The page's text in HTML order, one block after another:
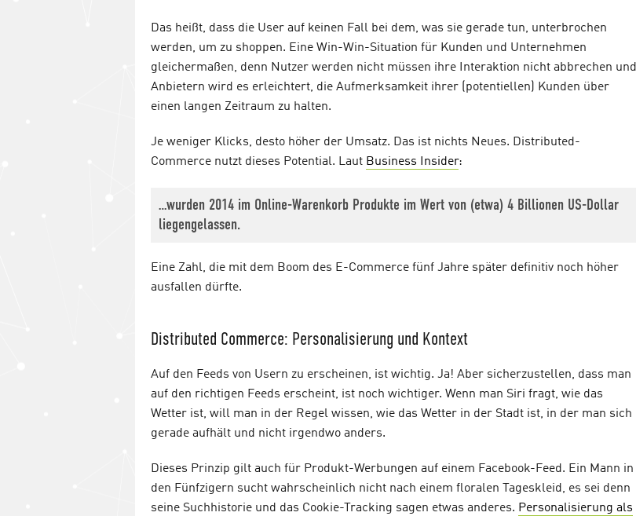
Das heißt, dass die User auf keinen Fall bei dem, was sie gerade tun, unterbrochen
werden, um zu shoppen. Eine Win-Win-Situation für Kunden und Unternehmen
gleichermaßen, denn Nutzer werden nicht müssen ihre Interaktion nicht abbrechen und
Anbietern wird es erleichtert, die Aufmerksamkeit ihrer (potentiellen) Kunden über
einen langen Zeitraum zu halten.
Je weniger Klicks, desto höher der Umsatz. Das ist nichts Neues. Distributed-
Commerce nutzt dieses Potential. Laut Business Insider:
…wurden 2014 im Online-Warenkorb Produkte im Wert von (etwa) 4 Billionen US-Dollar
liegengelassen.
Eine Zahl, die mit dem Boom des E-Commerce fünf Jahre später definitiv noch höher
ausfallen dürfte.
Distributed Commerce: Personalisierung und Kontext
Auf den Feeds von Usern zu erscheinen, ist wichtig. Ja! Aber sicherzustellen, dass man
auf den richtigen Feeds erscheint, ist noch wichtiger. Wenn man Siri fragt, wie das
Wetter ist, will man in der Regel wissen, wie das Wetter in der Stadt ist, in der man sich
gerade aufhält und nicht irgendwo anders.
Dieses Prinzip gilt auch für Produkt-Werbungen auf einem Facebook-Feed. Ein Mann in
den Fünfzigern sucht wahrscheinlich nicht nach einem floralen Tageskleid, es sei denn
seine Suchhistorie und das Cookie-Tracking sagen etwas anderes. Personalisierung als